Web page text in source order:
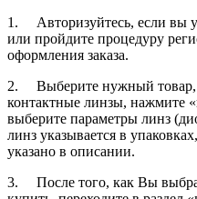
1. Авторизуйтесь, если вы
или пройдите процедуру
оформления заказа.
2. Выберите нужный товар,
контактные линзы, нажмите
выберите параметры линз
линз указывается в
указано в описании.
3. После того, как Вы